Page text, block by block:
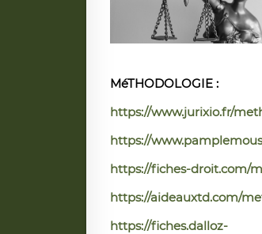
MéTHODOLOGIE :
https://www.jurixio.fr/
https://
https://fiches-droit.com/
https://aideauxtd.com/
https://fiches.dalloz-